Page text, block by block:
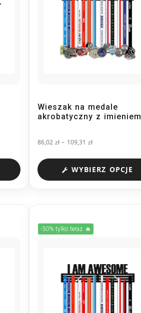
Wieszak na medale
akrobatyczny z imieniem
86,02zł – 109,31zł
WYBIERZ OPCJE
-30% tylko teraz 🔥